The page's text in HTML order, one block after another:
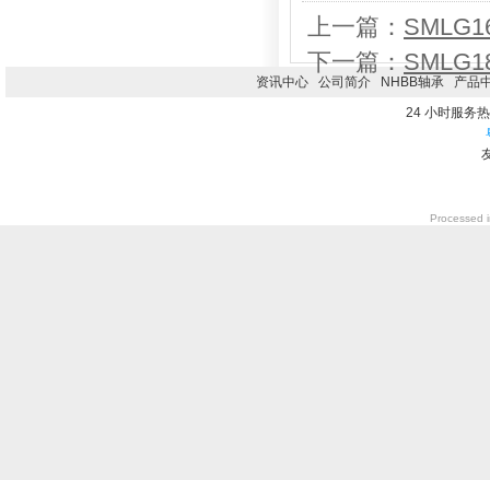
上一篇：
下一篇：
资讯中心 公司简介 NHBB轴承
产品
24 小时服务
Processed